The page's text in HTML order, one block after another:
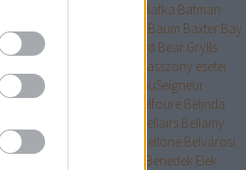
Batka Batman
Bauer Baum Baxter Bay
Bazterrica Beard Bear Grylls
Beatrice Hyde-Clare kisasszony esetei
Williams
BeauSeigneur
Stowe
Belfoure Belinda
Bellairs Bellamy
Belle Bellinger-nővérek Bellone Belvárosi
Benedek Elek